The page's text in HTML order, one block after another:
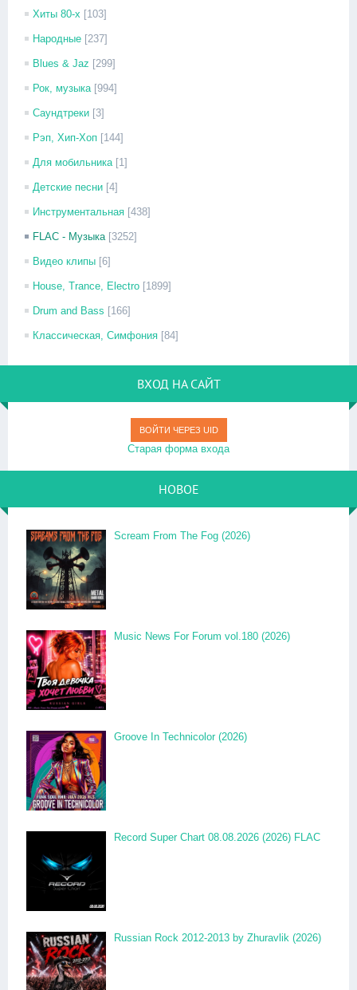
Хиты 80-х [103]
Народные [237]
Blues & Jaz [299]
Рок, музыка [994]
Саундтреки [3]
Рэп, Хип-Хоп [144]
Для мобильника [1]
Детские песни [4]
Инструментальная [438]
FLAC - Музыка [3252]
Видео клипы [6]
House, Trance, Electro [1899]
Drum and Bass [166]
Классическая, Симфония [84]
ВХОД НА САЙТ
ВОЙТИ ЧЕРЕЗ UID
Старая форма входа
НОВОЕ
Scream From The Fog (2026)
Music News For Forum vol.180 (2026)
Groove In Technicolor (2026)
Record Super Chart 08.08.2026 (2026) FLAC
Russian Rock 2012-2013 by Zhuravlik (2026)